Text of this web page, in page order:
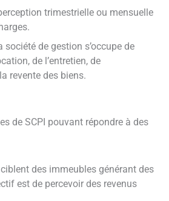
trimestrielle ou mensuelle
société de gestion s’occupe de
de l’entretien, de
revente des biens.
de SCPI pouvant répondre à des
des immeubles générant des
est de percevoir des revenus